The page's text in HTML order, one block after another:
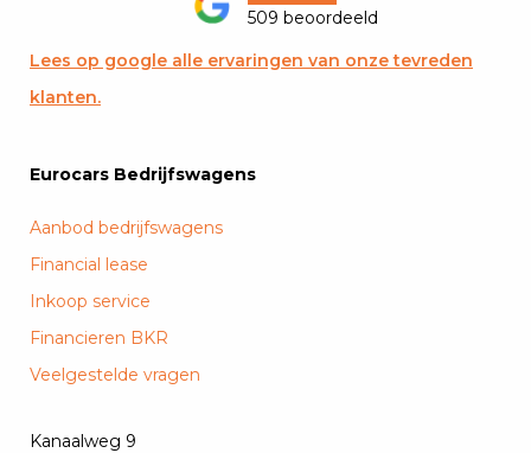
509 beoordeeld
Lees op google alle ervaringen van onze tevreden
klanten.
Eurocars Bedrijfswagens
Aanbod bedrijfswagens
Financial lease
Inkoop service
Financieren BKR
Veelgestelde vragen
Kanaalweg 9